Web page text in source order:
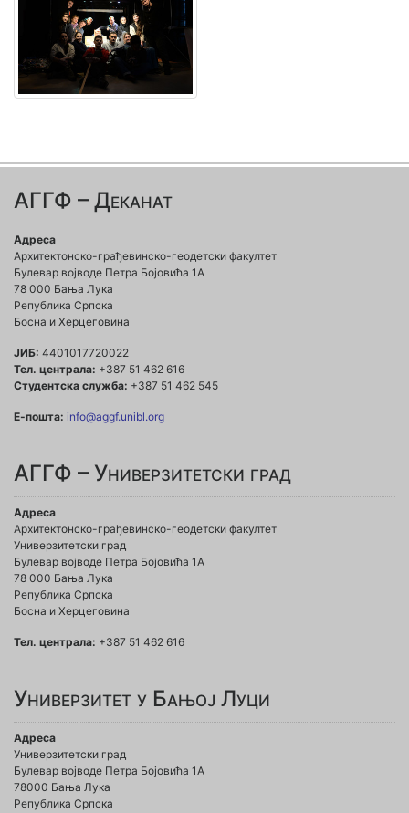
АГГФ – Деканат
Адреса
Архитектонско-грађевинско-геодетски факултет
Булевар војводе Петра Бојовића 1A
78 000 Бања Лука
Република Српска
Босна и Херцеговина
ЈИБ: 4401017720022
Тел. централа: +387 51 462 616
Студентска служба: +387 51 462 545
Е-пошта: info@aggf.unibl.org
АГГФ – Универзитетски град
Адреса
Архитектонско-грађевинско-геодетски факултет
Универзитетски град
Булевар војводе Петра Бојовића 1A
78 000 Бања Лука
Република Српска
Босна и Херцеговина
Тел. централа: +387 51 462 616
Универзитет у Бањој Луци
Адреса
Универзитетски град
Булевар војводе Петра Бојовића 1А
78000 Бања Лука
Република Српска